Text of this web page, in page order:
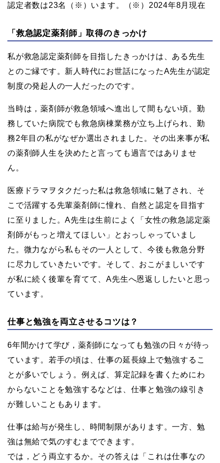
認定者数は23名（※）います。（※）2024年8月現在
「救急認定薬剤師」取得のきっかけ
私が救急認定薬剤師を目指したきっかけは、ある先生
とのご縁です。新人時代にお世話になったA先生が認定
制度の発起人の一人だったのです。
当時は，薬剤師が救急領域へ進出して間もない頃。勤
務していた病院でも救急病棟業務が立ち上げられ、勤
務2年目の私がなぜか選出されました。その出来事が私
の薬剤師人生を決めたと言っても過言ではありませ
ん。
医療ドラマヲタクだった私は救急領域に魅了され、そ
こで活躍する先輩薬剤師に憧れ、自然と認定を目指す
に至りました。A先生は生前によく「女性の救急認定薬
剤師がもっと増えてほしい」とおっしゃっていまし
た。微力ながら私もその一人として、今後も救急分野
に尽力していきたいです。そして、おこがましいです
が私に続く後輩を育てて、A先生へ恩返ししたいと思っ
ています。
仕事と勉強を両立させるコツは？
6年間かけて学び，薬剤師になっても勉強の日々が待っ
ています。若手の頃は、仕事の延長線上で勉強するこ
とが多いでしょう。例えば、算定記録を書くためにわ
からないことを勉強するなどは、仕事と勉強の線引き
が難しいこともあります。
仕事は給与が発生し、時間制限があります。一方、勉
強は無給で気のすむまでできます。
では，どう両立するか。その答えは「これは仕事なの